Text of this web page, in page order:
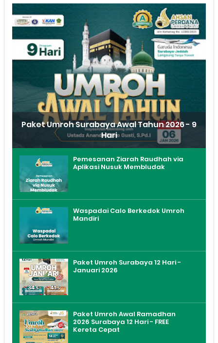
Paket Umroh Surabaya Awal Tahun 2026 - 9
Hari
Pemesanan Ziarah Raudhah via
Aplikasi Nusuk Membludak
Waspadai Calo Berkedok Umroh
Mandiri
Paket Umroh Surabaya 12 Hari -
Januari 2026
Paket Umroh Awal Ramadhan
2026 Surabaya 12 Hari - FREE
Kereta Cepat